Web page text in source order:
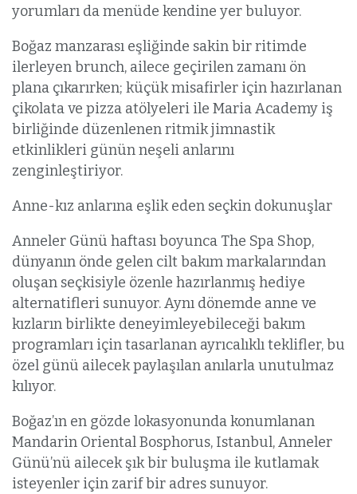
yorumları da menüde kendine yer buluyor.
Boğaz manzarası eşliğinde sakin bir ritimde
ilerleyen brunch, ailece geçirilen zamanı ön
plana çıkarırken; küçük misafirler için hazırlanan
çikolata ve pizza atölyeleri ile Maria Academy iş
birliğinde düzenlenen ritmik jimnastik
etkinlikleri günün neşeli anlarını
zenginleştiriyor.
Anne-kız anlarına eşlik eden seçkin dokunuşlar
Anneler Günü haftası boyunca The Spa Shop,
dünyanın önde gelen cilt bakım markalarından
oluşan seçkisiyle özenle hazırlanmış hediye
alternatifleri sunuyor. Aynı dönemde anne ve
kızların birlikte deneyimleyebileceği bakım
programları için tasarlanan ayrıcalıklı teklifler, bu
özel günü ailecek paylaşılan anılarla unutulmaz
kılıyor.
Boğaz’ın en gözde lokasyonunda konumlanan
Mandarin Oriental Bosphorus, Istanbul, Anneler
Günü’nü ailecek şık bir buluşma ile kutlamak
isteyenler için zarif bir adres sunuyor.